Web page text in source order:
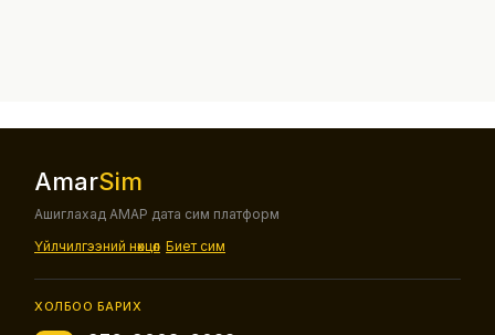
AmarSim
Ашиглахад АМАР дата сим платформ
Үйлчилгээний нөхцөл Биет сим
ХОЛБОО БАРИХ